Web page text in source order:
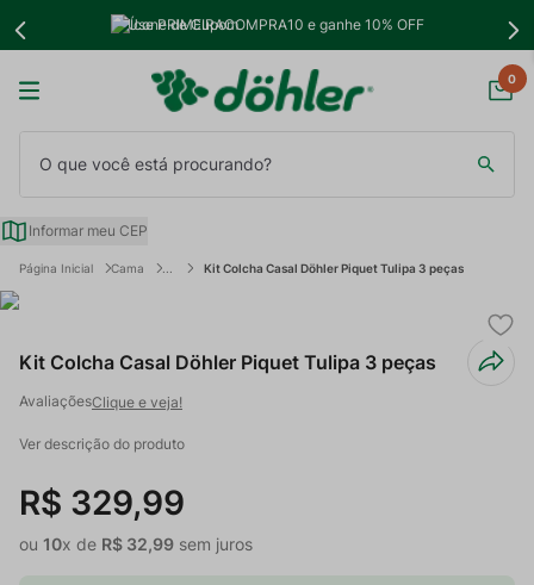
Use PRIMEIRACOMPRA10 e ganhe 10% OFF
0
Informar meu CEP
Cama Kit Colcha Casal Döhler Piquet Tulipa 3 peças
Kit Colcha Casal Döhler Piquet Tulipa 3 peças
Clique e veja!
Ver descrição do produto
R$ 329,99
ou 10x de R$ 32,99 sem juros